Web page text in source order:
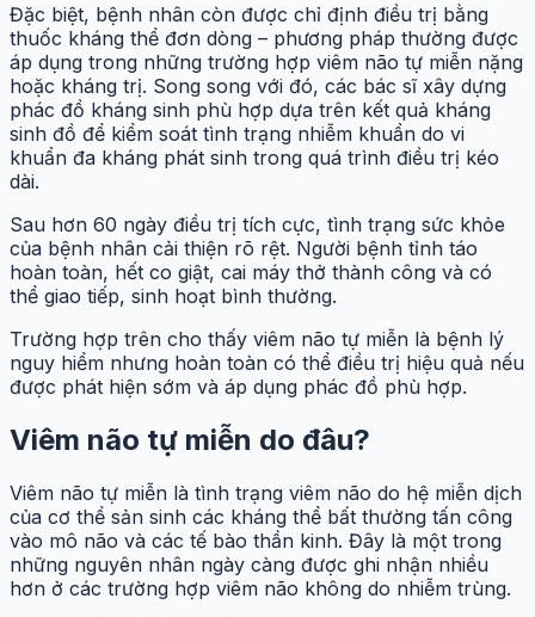
Đặc biệt, bệnh nhân còn được chỉ định điều trị bằng
thuốc kháng thể đơn dòng – phương pháp thường được
áp dụng trong những trường hợp viêm não tự miễn nặng
hoặc kháng trị. Song song với đó, các bác sĩ xây dựng
phác đồ kháng sinh phù hợp dựa trên kết quả kháng
sinh đồ để kiểm soát tình trạng nhiễm khuẩn do vi
khuẩn đa kháng phát sinh trong quá trình điều trị kéo
dài.
Sau hơn 60 ngày điều trị tích cực, tình trạng sức khỏe
của bệnh nhân cải thiện rõ rệt. Người bệnh tỉnh táo
hoàn toàn, hết co giật, cai máy thở thành công và có
thể giao tiếp, sinh hoạt bình thường.
Trường hợp trên cho thấy viêm não tự miễn là bệnh lý
nguy hiểm nhưng hoàn toàn có thể điều trị hiệu quả nếu
được phát hiện sớm và áp dụng phác đồ phù hợp.
Viêm não tự miễn do đâu?
Viêm não tự miễn là tình trạng viêm não do hệ miễn dịch
của cơ thể sản sinh các kháng thể bất thường tấn công
vào mô não và các tế bào thần kinh. Đây là một trong
những nguyên nhân ngày càng được ghi nhận nhiều
hơn ở các trường hợp viêm não không do nhiễm trùng.